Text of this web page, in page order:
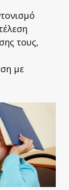
τους,
με